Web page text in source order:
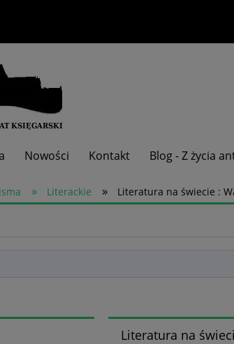
Nowości Kontakt Blog - Z życia
» Literackie » Literatura na świecie :
Literatura na